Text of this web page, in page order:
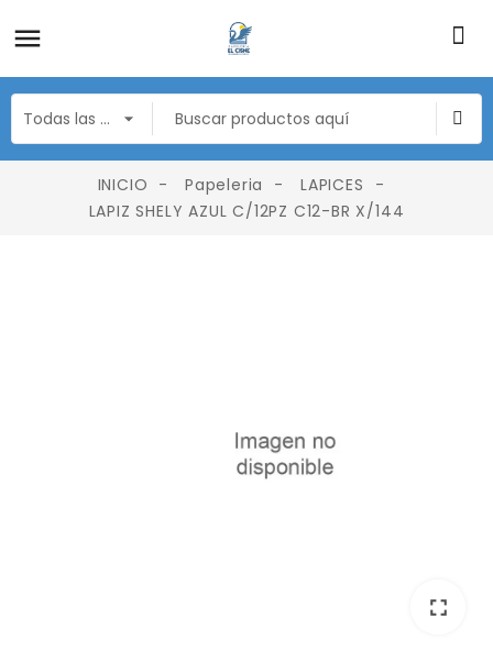
INICIO Papeleria
LAPICES
LAPIZ SHELY AZUL C/12PZ C12-BR X/144
fullscreen